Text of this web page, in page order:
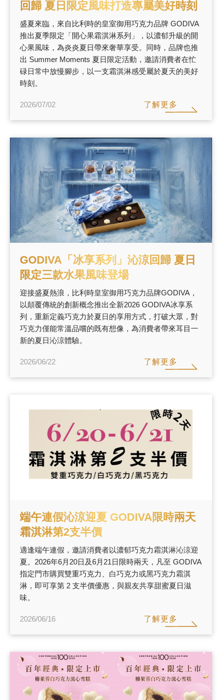
回歸 夏日限定風味打造專屬美好時刻
盛夏來臨，來自比利時的皇室御用巧克力品牌 GODIVA
推出夏季限定「開心果霜淇淋系列」，以濃郁升級的開
心果風味，為炎炎夏日帶來奢華享受。同時，品牌也推
出 Summer Moments 夏日限定活動，邀請消費者在忙
碌日常中放慢腳步，以一支霜淇淋感受屬於夏天的美好
時刻。
2026/07/02 了解更多
GODIVA「冰享系列」沁涼回歸 夏日
限定三款水果風味登場
迎接盛夏熱浪，比利時皇室御用巧克力品牌GODIVA，
以顛覆傳統的創新概念推出全新2026 GODIVA冰享系
列，重新定義巧克力於夏日的享用方式，打破大眾，對
巧克力僅能常溫品嚐的既有想像，為消費者帶來耳目一
新的夏日沁涼體驗。
2026/06/22 了解更多
端午連假沁涼迎夏 GODIVA限時兩天
霜淇淋第2支半價
適逢端午連假，邀請消費者以濃郁巧克力霜淇淋沁涼迎
夏。2026年6月20日及6月21日限時兩天，凡至 GODIVA
指定門市購買雙重巧克力、白巧克力或黑巧克力霜淇
淋，即可享第 2 支半價優惠，與親友共享甜蜜夏日滋
味。
2026/06/16 了解更多